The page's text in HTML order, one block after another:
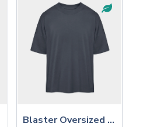
Blaster Oversized Shirt ST/ST mit Stick | STTU815